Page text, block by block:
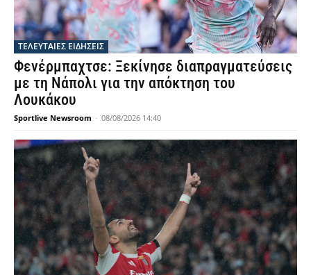
ΤΕΛΕΥΤΑΙΕΣ ΕΙΔΗΣΕΙΣ
Φενέρμπαχτσε: Ξεκίνησε διαπραγματεύσεις
με τη Νάπολι για την απόκτηση του
Λουκάκου
Sportlive Newsroom - 08/08/2026 14:40